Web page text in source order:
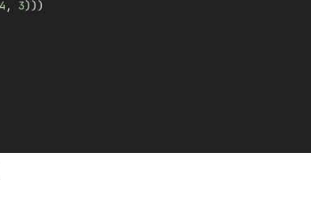
, 3)))